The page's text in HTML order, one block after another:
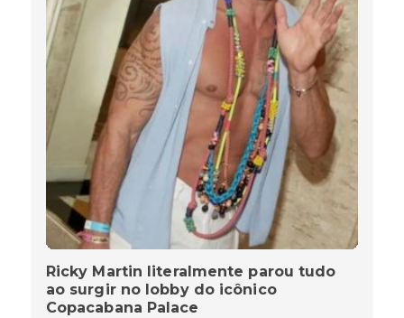
Ricky Martin literalmente parou tudo
ao surgir no lobby do icônico
Copacabana Palace